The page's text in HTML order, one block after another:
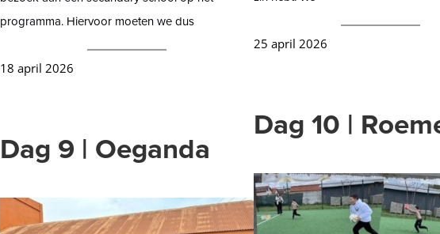
programma. Hiervoor moeten we dus
18 april 2026
Dag 9 | Oeganda
25 april 2026
Dag 10 |